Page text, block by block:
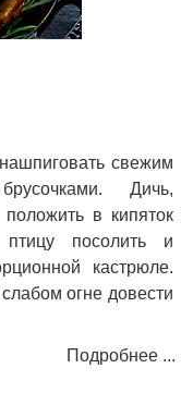
свежим
Дичь,
в кипяток
посолить и
кастрюле.
огне довести
Подробнее ...